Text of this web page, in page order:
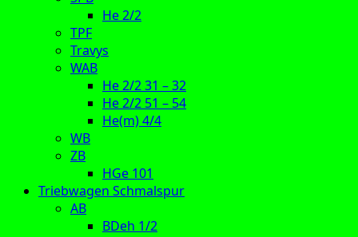
He 2/2
TPF
Travys
WAB
He 2/2 31 – 32
He 2/2 51 – 54
He(m) 4/4
WB
ZB
HGe 101
Triebwagen Schmalspur
AB
BDeh 1/2